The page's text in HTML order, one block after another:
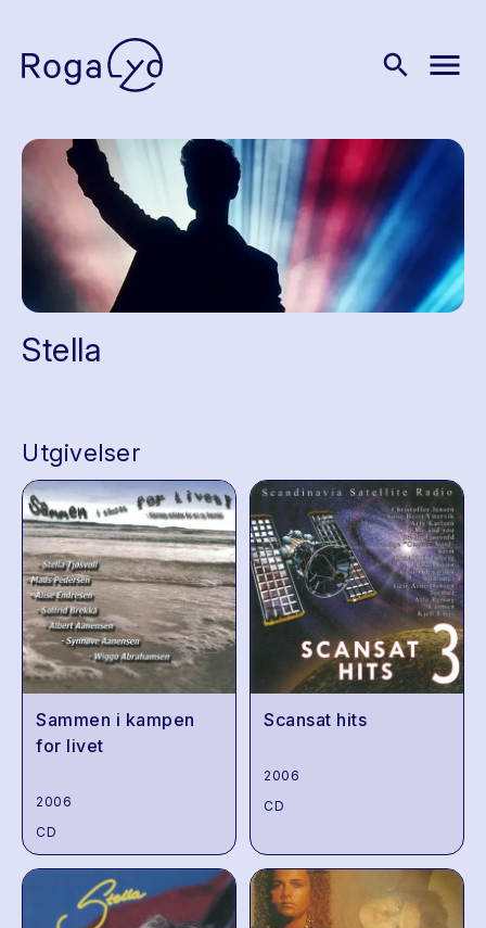
search menu
Stella
Utgivelser
Sammen i kampen
for livet
2006
CD
Scansat hits
2006
CD